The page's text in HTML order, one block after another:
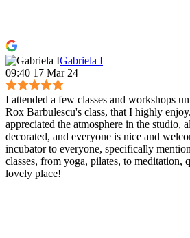
Gabriela I
09:40 17 Mar 24
I attended a few classes and workshops
Rox Barbulescu's class, that I highly
appreciated the atmosphere in the studio,
decorated, and everyone is nice and
incubator to everyone, specifically
classes, from yoga, pilates, to meditation,
lovely place!